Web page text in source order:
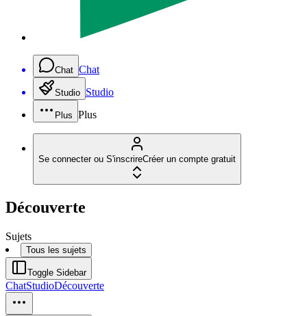
Chat Chat
Studio Studio
Plus Plus
Se connecter ou S'inscrireCréer un compte gratuit
Découverte
Sujets
Tous les sujets
Toggle Sidebar
ChatStudioDécouverte